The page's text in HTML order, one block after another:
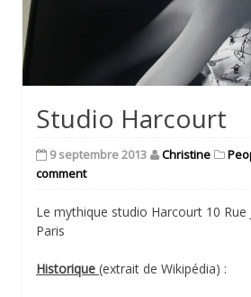
Studio Harcourt
9 septembre 2013 Christine
comment
Le mythique studio Harcourt 10 Rue
Paris
Historique (extrait de Wikipédia) :